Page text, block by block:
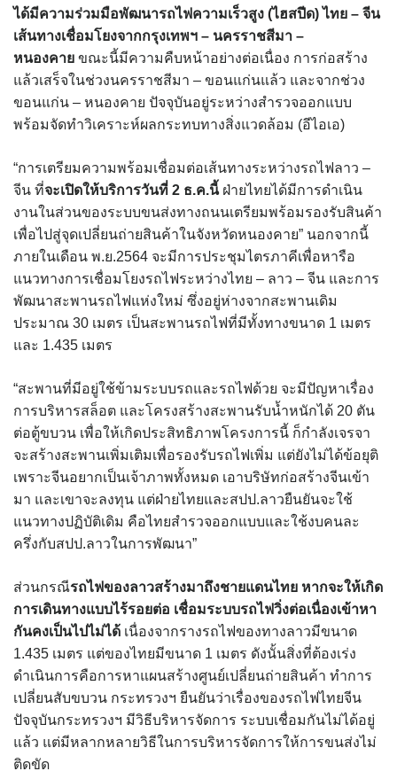
ได้มีความร่วมมือพัฒนารถไฟความเร็วสูง (ไฮสปีด) ไทย – จีน
เส้นทางเชื่อมโยงจากกรุงเทพฯ – นครราชสีมา –
หนองคาย ขณะนี้มีความคืบหน้าอย่างต่อเนื่อง การก่อสร้าง
แล้วเสร็จในช่วงนครราชสีมา – ขอนแก่นแล้ว และจากช่วง
ขอนแก่น – หนองคาย ปัจจุบันอยู่ระหว่างสำรวจออกแบบ
พร้อมจัดทำวิเคราะห์ผลกระทบทางสิ่งแวดล้อม (อีไอเอ)
“การเตรียมความพร้อมเชื่อมต่อเส้นทางระหว่างรถไฟลาว –
จีน ที่จะเปิดให้บริการวันที่ 2 ธ.ค.นี้ ฝ่ายไทยได้มีการดำเนิน
งานในส่วนของระบบขนส่งทางถนนเตรียมพร้อมรองรับสินค้า
เพื่อไปสู่จุดเปลี่ยนถ่ายสินค้าในจังหวัดหนองคาย” นอกจากนี้
ภายในเดือน พ.ย.2564 จะมีการประชุมไตรภาคีเพื่อหารือ
แนวทางการเชื่อมโยงรถไฟระหว่างไทย – ลาว – จีน และการ
พัฒนาสะพานรถไฟแห่งใหม่ ซึ่งอยู่ห่างจากสะพานเดิม
ประมาณ 30 เมตร เป็นสะพานรถไฟที่มีทั้งทางขนาด 1 เมตร
และ 1.435 เมตร
“สะพานที่มีอยู่ใช้ข้ามระบบรถและรถไฟด้วย จะมีปัญหาเรื่อง
การบริหารสล็อต และโครงสร้างสะพานรับน้ำหนักได้ 20 ตัน
ต่อตู้ขบวน เพื่อให้เกิดประสิทธิภาพโครงการนี้ ก็กำลังเจรจา
จะสร้างสะพานเพิ่มเติมเพื่อรองรับรถไฟเพิ่ม แต่ยังไม่ได้ข้อยุติ
เพราะจีนอยากเป็นเจ้าภาพทั้งหมด เอาบริษัทก่อสร้างจีนเข้า
มา และเขาจะลงทุน แต่ฝ่ายไทยและสปป.ลาวยืนยันจะใช้
แนวทางปฏิบัติเดิม คือไทยสำรวจออกแบบและใช้งบคนละ
ครึ่งกับสปป.ลาวในการพัฒนา”
ส่วนกรณีรถไฟของลาวสร้างมาถึงชายแดนไทย หากจะให้เกิด
การเดินทางแบบไร้รอยต่อ เชื่อมระบบรถไฟวิ่งต่อเนื่องเข้าหา
กันคงเป็นไปไม่ได้ เนื่องจากรางรถไฟของทางลาวมีขนาด
1.435 เมตร แต่ของไทยมีขนาด 1 เมตร ดังนั้นสิ่งที่ต้องเร่ง
ดำเนินการคือการหาแผนสร้างศูนย์เปลี่ยนถ่ายสินค้า ทำการ
เปลี่ยนสับขบวน กระทรวงฯ ยืนยันว่าเรื่องของรถไฟไทยจีน
ปัจจุบันกระทรวงฯ มีวิธีบริหารจัดการ ระบบเชื่อมกันไม่ได้อยู่
แล้ว แต่มีหลากหลายวิธีในการบริหารจัดการให้การขนส่งไม่
ติดขัด